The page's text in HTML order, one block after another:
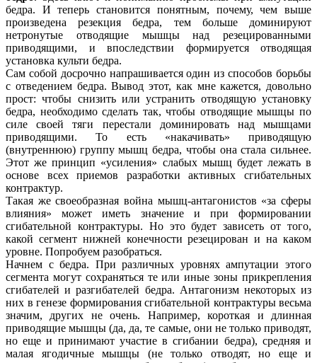
бедра. И теперь становится понятным, почему, чем выше
произведена резекция бедра, тем больше доминируют
нетронутые отводящие мышцы над резецированными
приводящими, и впоследствии формируется отводящая
установка культи бедра.
Сам собой досрочно напрашивается один из способов борьбы
с отведением бедра. Вывод этот, как мне кажется, довольно
прост: чтобы снизить или устранить отводящую установку
бедра, необходимо сделать так, чтобы отводящие мышцы по
силе своей тяги перестали доминировать над мышцами
приводящими. То есть «накачивать» приводящую
(внутреннюю) группу мышц бедра, чтобы она стала сильнее.
Этот же принцип «усиления» слабых мышц будет лежать в
основе всех приемов разработки активных сгибательных
контрактур.
Такая же своеобразная война мышц-антагонистов «за сферы
влияния» может иметь значение и при формировании
сгибательной контрактуры. Но это будет зависеть от того,
какой сегмент нижней конечности резецирован и на каком
уровне. Попробуем разобраться.
Начнем с бедра. При различных уровнях ампутации этого
сегмента могут сохраняться те или иные зоны прикрепления
сгибателей и разгибателей бедра. Антагонизм некоторых из
них в генезе формирования сгибательной контрактуры весьма
значим, других не очень. Например, короткая и длинная
приводящие мышцы (да, да, те самые, они не только приводят,
но еще и принимают участие в сгибании бедра), средняя и
малая ягодичные мышцы (не только отводят, но еще и